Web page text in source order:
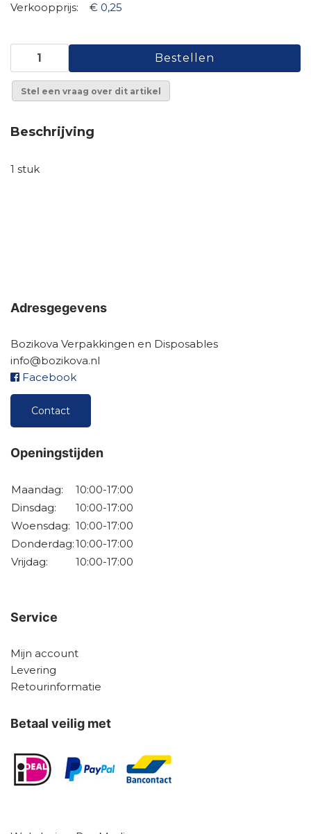
Verkoopprijs: € 0,25
Stel een vraag over dit artikel
Beschrijving
1 stuk
Adresgegevens
Bozikova Verpakkingen en Disposables
info@bozikova.nl
Facebook
Contact
Openingstijden
Maandag:
10:00-17:00
Dinsdag:
10:00-17:00
Woensdag: 10:00-17:00
Donderdag:10:00-17:00
Vrijdag:
10:00-17:00
Service
Mijn account
Levering
Retourinformatie
Betaal veilig met